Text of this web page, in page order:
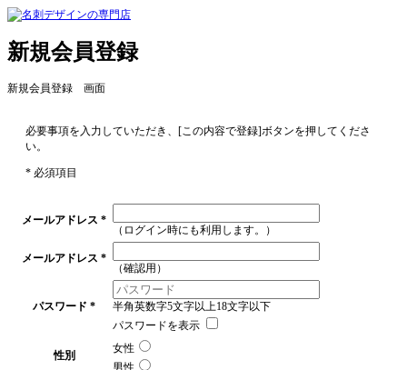
新規会員登録
新規会員登録 画面
必要事項を入力していただき、[この内容で登録]ボタンを押してくださ
い。
* 必須項目
メールアドレス *
（ログイン時にも利用します。）
メールアドレス *
（確認用）
パスワード *
半角英数字5文字以上18文字以下
パスワードを表示
性別
女性
男性